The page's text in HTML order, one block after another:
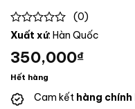
0
of
5
(0)
Xuất xứ: Hàn Quốc
350,000₫
Hết hàng
Cam kết hàng chính